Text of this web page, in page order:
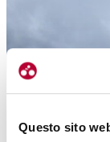
Questo sito